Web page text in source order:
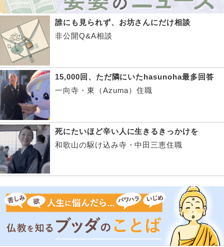
誰にも見られず、お坊さんにだけ相談
非公開Q&A相談
15,000回、ただ隣にいたhasunoha最多回答
一向寺・東（Azuma）住職
死にたいほど辛い人に生きるきっかけを
和歌山の駆け込み寺・中田三恵住職